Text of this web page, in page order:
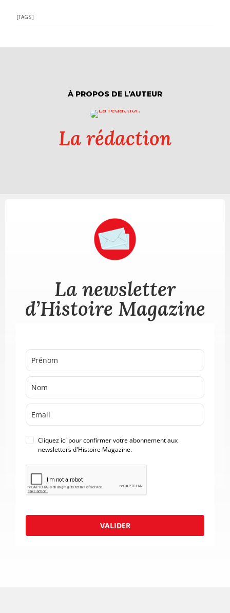
[TAGS]
À PROPOS DE L’AUTEUR
La rédaction
La newsletter
d’Histoire Magazine
Cliquez ici pour confirmer votre abonnement aux
newsletters d'Histoire Magazine.
VALIDER